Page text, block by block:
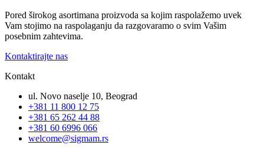
Pored širokog asortimana proizvoda sa kojim raspolažemo uvek
Vam stojimo na raspolaganju da razgovaramo o svim Vašim
posebnim zahtevima.
Kontaktirajte nas
Kontakt
ul. Novo naselje 10, Beograd
+381 11 800 12 75
+381 65 262 44 88
+381 60 6996 066
welcome@sigmam.rs